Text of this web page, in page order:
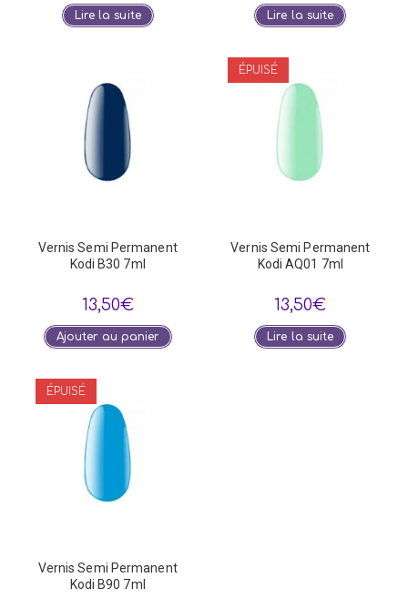
Lire la suite Lire la suite
Vernis Semi Permanent
Kodi B30 7ml
13,50€
Ajouter au panier
ÉPUISÉ
Vernis Semi Permanent
Kodi AQ01 7ml
13,50€
Lire la suite
ÉPUISÉ
Vernis Semi Permanent
Kodi B90 7ml